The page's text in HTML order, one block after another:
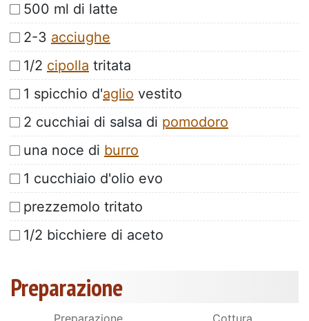
500 ml di latte
2-3 acciughe
1/2 cipolla tritata
1 spicchio d'aglio vestito
2 cucchiai di salsa di pomodoro
una noce di burro
1 cucchiaio d'olio evo
prezzemolo tritato
1/2 bicchiere di aceto
Preparazione